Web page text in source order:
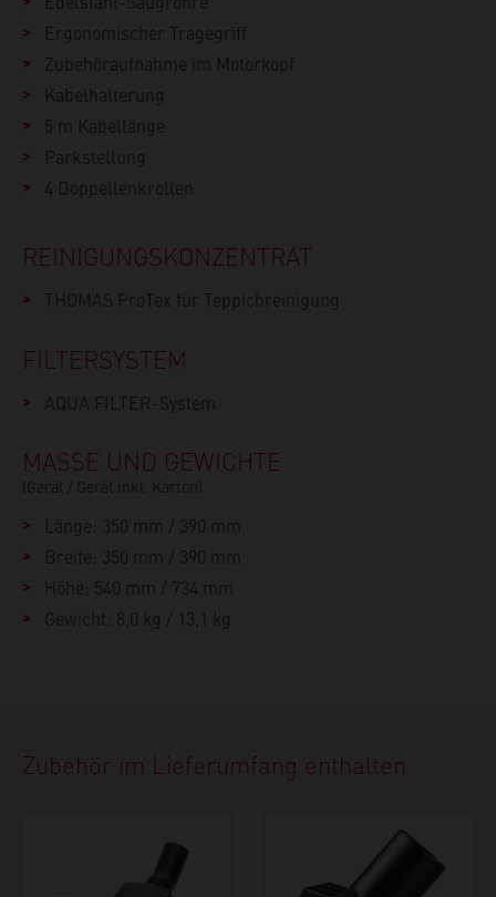
Ergonomischer Tragegriff
Zubehöraufnahme im Motorkopf
Kabelhalterung
5 m Kabellänge
Parkstellung
4 Doppellenkrollen
REINIGUNGSKONZENTRAT
THOMAS ProTex für Teppichreinigung
FILTERSYSTEM
AQUA FILTER-System
MASSE UND GEWICHTE
(Gerät / Gerät inkl. Karton)
Länge: 350 mm / 390 mm
Breite: 350 mm / 390 mm
Höhe: 540 mm / 734 mm
Gewicht: 8,0 kg / 13,1 kg
Zubehör im Lieferumfang enthalten